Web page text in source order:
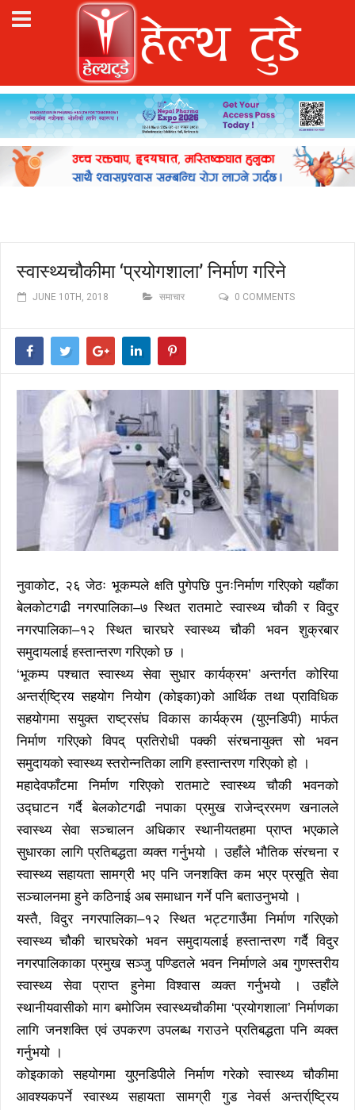
स्वास्थ्यचौकीमा ‘प्रयोगशाला’ निर्माण गरिने
JUNE 10TH, 2018 समाचार 0 COMMENTS
नुवाकोट, २६ जेठः भूकम्पले क्षति पुगेपछि पुनःनिर्माण गरिएको यहाँका
बेलकोटगढी नगरपालिका–७ स्थित रातमाटे स्वास्थ्य चौकी र विदुर
नगरपालिका–१२ स्थित चारघरे स्वास्थ्य चौकी भवन शुक्रबार
समुदायलाई हस्तान्तरण गरिएको छ ।
‘भूकम्प पश्चात स्वास्थ्य सेवा सुधार कार्यक्रम’ अन्तर्गत कोरिया
अन्तर्रा्ष्ट्रिय सहयोग नियोग (कोइका)को आर्थिक तथा प्राविधिक
सहयोगमा सयुक्त राष्ट्रसंघ विकास कार्यक्रम (युएनडिपी) मार्फत
निर्माण गरिएको विपद् प्रतिरोधी पक्की संरचनायुक्त सो भवन
समुदायको स्वास्थ्य स्तरोन्नतिका लागि हस्तान्तरण गरिएको हो ।
महादेवफाँटमा निर्माण गरिएको रातमाटे स्वास्थ्य चौकी भवनको
उद्घाटन गर्दै बेलकोटगढी नपाका प्रमुख राजेन्द्ररमण खनालले
स्वास्थ्य सेवा सञ्चालन अधिकार स्थानीयतहमा प्राप्त भएकाले
सुधारका लागि प्रतिबद्धता व्यक्त गर्नुभयो । उहाँले भौतिक संरचना र
स्वास्थ्य सहायता सामग्री भए पनि जनशक्ति कम भएर प्रसूति सेवा
सञ्चालनमा हुने कठिनाई अब समाधान गर्ने पनि बताउनुभयो ।
यस्तै, विदुर नगरपालिका–१२ स्थित भट्टगाउँमा निर्माण गरिएको
स्वास्थ्य चौकी चारघरेको भवन समुदायलाई हस्तान्तरण गर्दै विदुर
नगरपालिकाका प्रमुख सञ्जु पण्डितले भवन निर्माणले अब गुणस्तरीय
स्वास्थ्य सेवा प्राप्त हुनेमा विश्वास व्यक्त गर्नुभयो । उहाँले
स्थानीयवासीको माग बमोजिम स्वास्थ्यचौकीमा ‘प्रयोगशाला’ निर्माणका
लागि जनशक्ति एवं उपकरण उपलब्ध गराउने प्रतिबद्धता पनि व्यक्त
गर्नुभयो ।
कोइकाको सहयोगमा युएनडिपीले निर्माण गरेको स्वास्थ्य चौकीमा
आवश्यकपर्ने स्वास्थ्य सहायता सामग्री गुड नेवर्स अन्तर्रा्ष्ट्रिय